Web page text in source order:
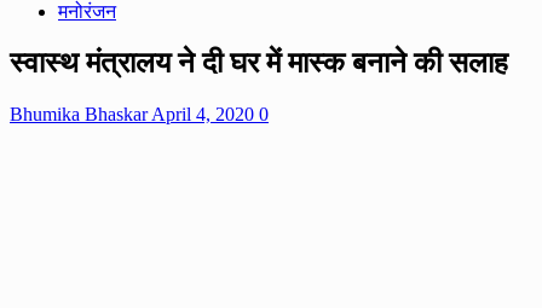
मनोरंजन
स्वास्थ मंत्रालय ने दी घर में मास्क बनाने की सलाह
Bhumika BhaskarApril 4, 2020 0